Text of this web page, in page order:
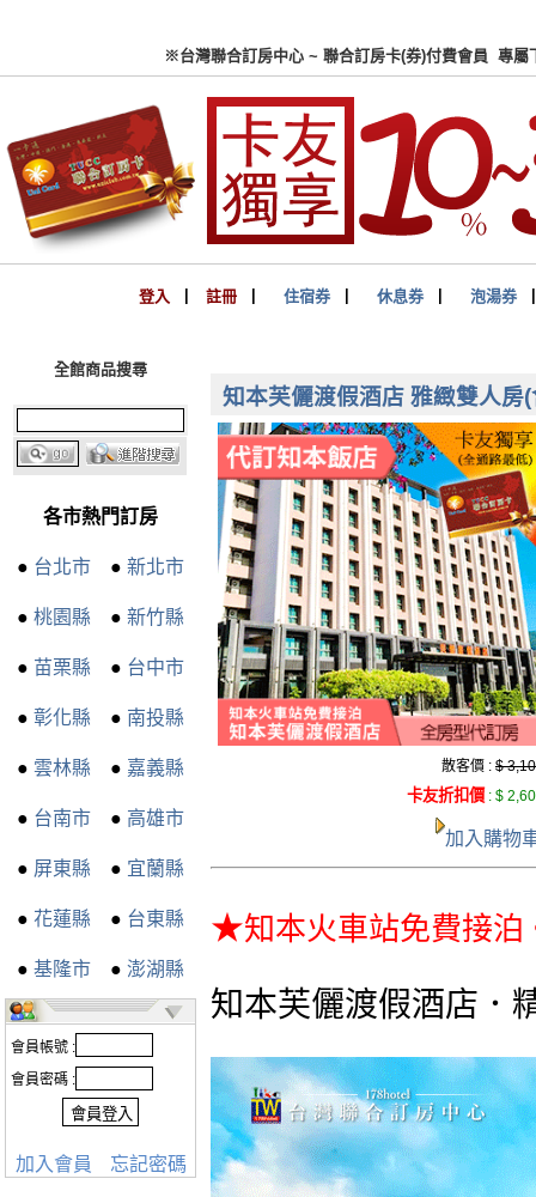
※台灣聯合訂房中心 ~ 聯合
登入 註冊 住宿券 休息券 泡湯券
全館商品搜尋
各市熱門訂房
● 台北市 ● 新北市
● 桃園縣 ● 新竹縣
● 苗栗縣 ● 台中市
● 彰化縣 ● 南投縣
● 雲林縣 ● 嘉義縣
● 台南市 ● 高雄市
● 屏東縣 ● 宜蘭縣
● 花蓮縣 ● 台東縣
● 基隆市 ● 澎湖縣
會員帳號 :
會員密碼 :
加入會員 忘記密碼
知本芙儷渡假酒店 雅緻雙人
散客價 : $
卡友折扣價 : $
加入購物
★知本火車站免費接
知本芙儷渡假酒店．